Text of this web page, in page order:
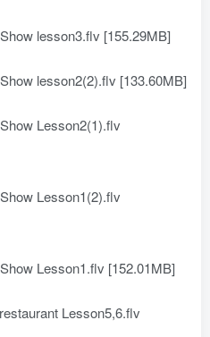
lesson3.flv [155.29MB]
lesson2(2).flv [133.60MB]
Lesson2(1).flv
Lesson1(2).flv
Lesson1.flv [152.01MB]
Lesson5,6.flv